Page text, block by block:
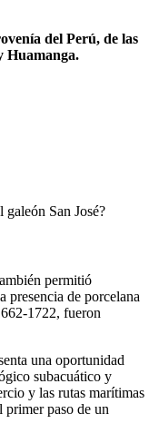
del Perú, de las
Huamanga.
San José?
permitió
presencia de porcelana
1722, fueron
una oportunidad
subacuático y
y las rutas marítimas
primer paso de un